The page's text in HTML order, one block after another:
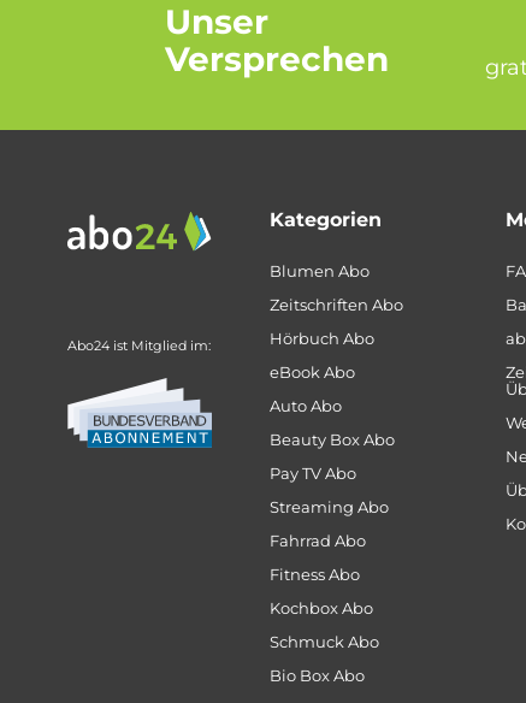
Unser
Versprechen
Abo24 ist Mitglied im:
Kategorien
Blumen Abo
Zeitschriften Abo
Hörbuch Abo
eBook Abo
Auto Abo
Beauty Box Abo
Pay TV Abo
Streaming Abo
Fahrrad Abo
Fitness Abo
Kochbox Abo
Schmuck Abo
Bio Box Abo